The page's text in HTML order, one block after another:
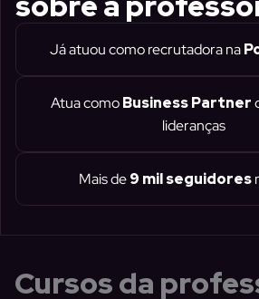
i
Já atuou como recrutadora na
Atua comoBusiness Partner
lideranças
Mais de9 mil seguidores
Cursos da